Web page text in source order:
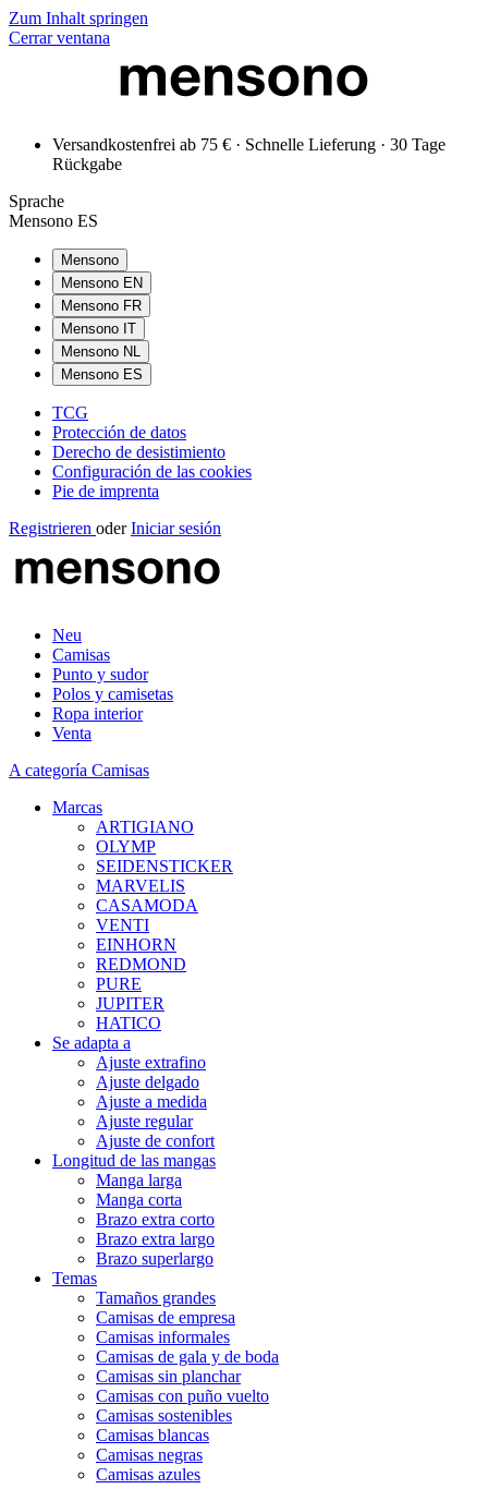
Zum Inhalt springen
Cerrar ventana
Versandkostenfrei ab 75 € · Schnelle Lieferung · 30 Tage
Rückgabe
Sprache
Mensono ES
Mensono
Mensono EN
Mensono FR
Mensono IT
Mensono NL
Mensono ES
TCG
Protección de datos
Derecho de desistimiento
Configuración de las cookies
Pie de imprenta
Registrieren oder Iniciar sesión
Neu
Camisas
Punto y sudor
Polos y camisetas
Ropa interior
Venta
A categoría Camisas
Marcas
ARTIGIANO
OLYMP
SEIDENSTICKER
MARVELIS
CASAMODA
VENTI
EINHORN
REDMOND
PURE
JUPITER
HATICO
Se adapta a
Ajuste extrafino
Ajuste delgado
Ajuste a medida
Ajuste regular
Ajuste de confort
Longitud de las mangas
Manga larga
Manga corta
Brazo extra corto
Brazo extra largo
Brazo superlargo
Temas
Tamaños grandes
Camisas de empresa
Camisas informales
Camisas de gala y de boda
Camisas sin planchar
Camisas con puño vuelto
Camisas sostenibles
Camisas blancas
Camisas negras
Camisas azules